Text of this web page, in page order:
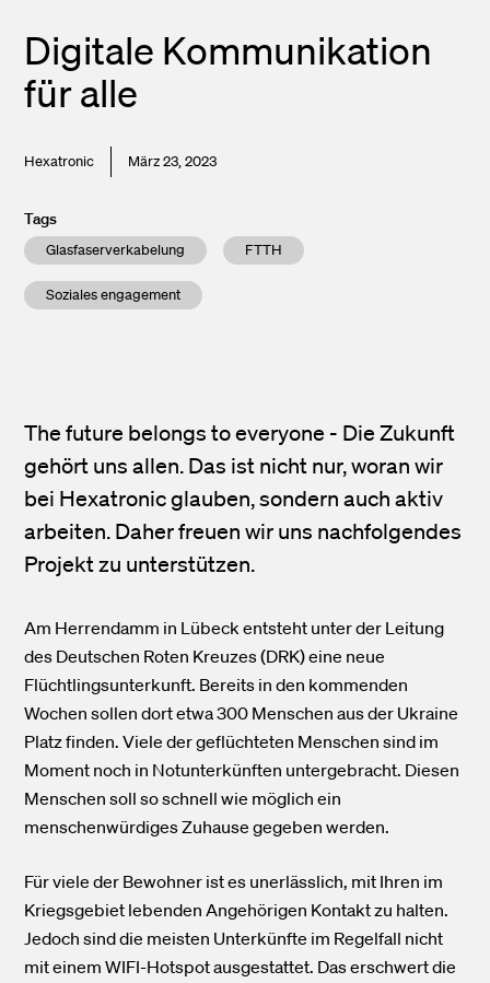
Digitale Kommunikation
für alle
Hexatronic März 23, 2023
Tags
Glasfaserverkabelung FTTH
Soziales engagement
The future belongs to everyone - Die Zukunft
gehört uns allen. Das ist nicht nur, woran wir
bei Hexatronic glauben, sondern auch aktiv
arbeiten. Daher freuen wir uns nachfolgendes
Projekt zu unterstützen.
Am Herrendamm in Lübeck entsteht unter der Leitung
des Deutschen Roten Kreuzes (DRK) eine neue
Flüchtlingsunterkunft. Bereits in den kommenden
Wochen sollen dort etwa 300 Menschen aus der Ukraine
Platz finden. Viele der geflüchteten Menschen sind im
Moment noch in Notunterkünften untergebracht. Diesen
Menschen soll so schnell wie möglich ein
menschenwürdiges Zuhause gegeben werden.
Für viele der Bewohner ist es unerlässlich, mit Ihren im
Kriegsgebiet lebenden Angehörigen Kontakt zu halten.
Jedoch sind die meisten Unterkünfte im Regelfall nicht
mit einem WIFI-Hotspot ausgestattet. Das erschwert die